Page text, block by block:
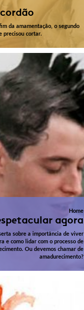
da amamentação, o segundo
precisou cortar.
Home
agora
sobre a importância de viver
e como lidar com o processo de
Ou devemos chamar de
amadurecimento?